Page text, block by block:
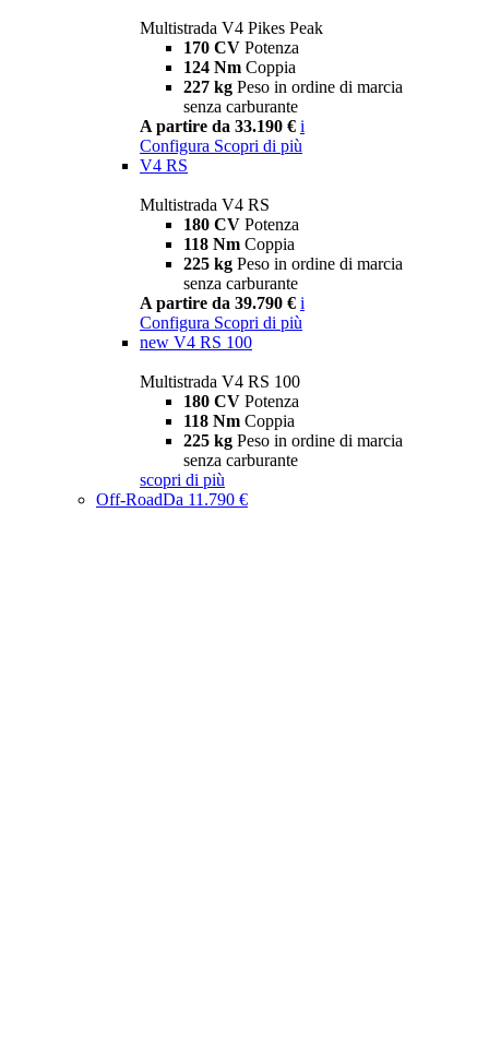
Multistrada V4 Pikes Peak
170 CV Potenza
124 Nm Coppia
227 kg Peso in ordine di marcia
senza carburante
A partire da 33.190 € i
Configura Scopri di più
V4 RS
Multistrada V4 RS
180 CV Potenza
118 Nm Coppia
225 kg Peso in ordine di marcia
senza carburante
A partire da 39.790 € i
Configura Scopri di più
new V4 RS 100
Multistrada V4 RS 100
180 CV Potenza
118 Nm Coppia
225 kg Peso in ordine di marcia
senza carburante
scopri di più
Off-RoadDa 11.790 €